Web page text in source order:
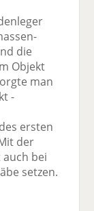
die
Objekt
man
-
ersten
der
bei
setzen.